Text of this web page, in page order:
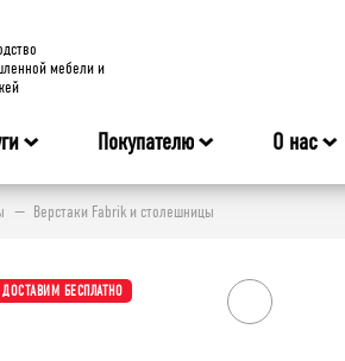
мебели и
Покупателю О нас
Верстаки Fabrik и столешницы
ДОСТАВИМ БЕСПЛАТНО